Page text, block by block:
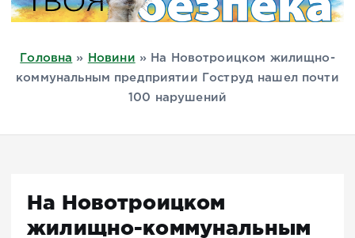
Головна » Новини »
На Новотроицком жилищно-
коммунальным предприятии Гоструд нашел почти
100 нарушений
На Новотроицком
жилищно-коммунальным